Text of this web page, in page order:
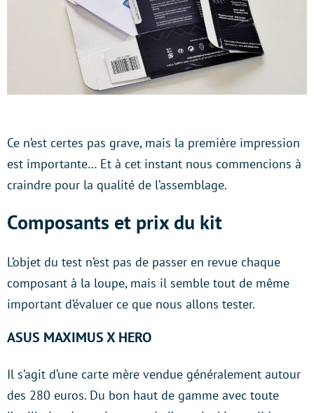
Ce n’est certes pas grave, mais la première impression
est importante… Et à cet instant nous commencions à
craindre pour la qualité de l’assemblage.
Composants et prix du kit
L’objet du test n’est pas de passer en revue chaque
composant à la loupe, mais il semble tout de même
important d’évaluer ce que nous allons tester.
ASUS MAXIMUS X HERO
Il s’agit d’une carte mère vendue généralement autour
des 280 euros. Du bon haut de gamme avec toute